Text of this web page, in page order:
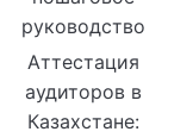
руководство
Аттестация
аудиторов в
Казахстане: